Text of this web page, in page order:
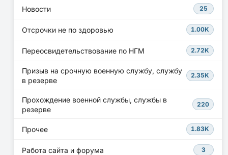
Новости 25
Отсрочки не по здоровью 1.00K
Переосвидетельствование по НГМ 2.72K
Призыв на срочную военную службу, службу
в резерве
2.35K
Прохождение военной службы, службы в
резерве
220
Прочее 1.83K
Работа сайта и форума 3